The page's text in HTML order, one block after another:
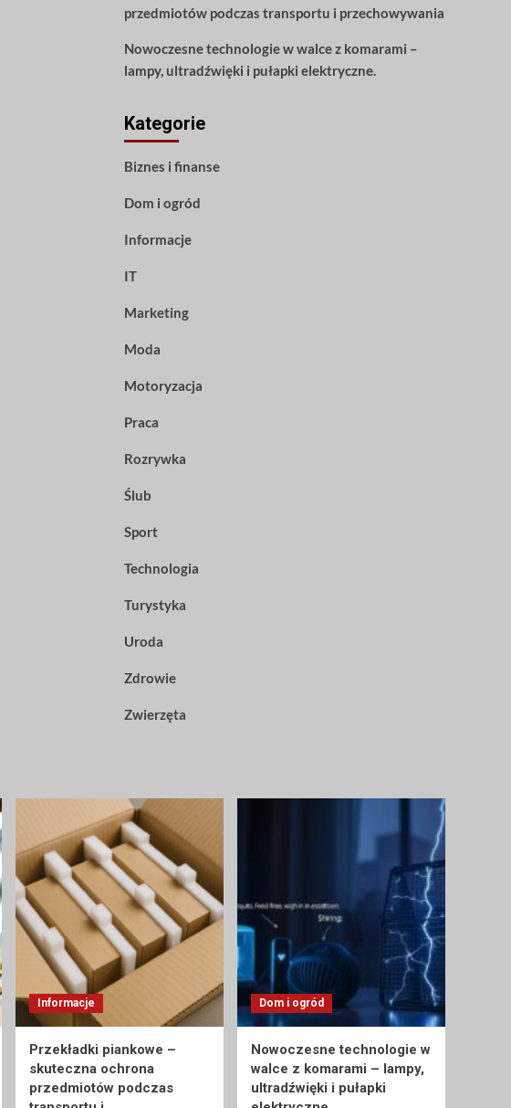
przedmiotów podczas transportu i przechowywania
Nowoczesne technologie w walce z komarami –
lampy, ultradźwięki i pułapki elektryczne.
Kategorie
Biznes i finanse
Dom i ogród
Informacje
IT
Marketing
Moda
Motoryzacja
Praca
Rozrywka
Ślub
Sport
Technologia
Turystyka
Uroda
Zdrowie
Zwierzęta
Informacje
Przekładki piankowe –
skuteczna ochrona
przedmiotów podczas
Dom i ogród
Nowoczesne technologie w
walce z komarami – lampy,
ultradźwięki i pułapki